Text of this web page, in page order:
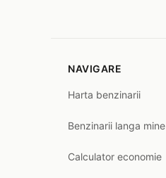
NAVIGARE
Harta benzinarii
Benzinarii langa mine
Calculator economie